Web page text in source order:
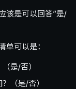
该是可以回答”是/
单可以是：
是/否）
（是/否）